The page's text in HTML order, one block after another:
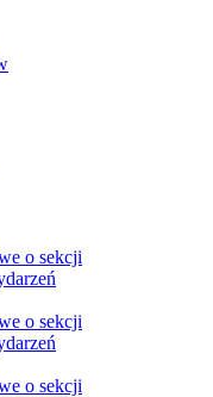
o sekcji
o sekcji
o sekcji